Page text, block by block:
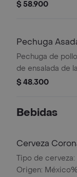
350 gr.
$ 58.900
Pechuga
Pechuga de
de ensalada de
rústicas y salsa
$ 48.300
Bebidas
Cerveza
Tipo de cerveza:
Origen: